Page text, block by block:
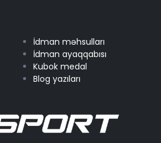
İdman məhsulları
İdman ayaqqabısı
Kubok medal
Blog yazıları